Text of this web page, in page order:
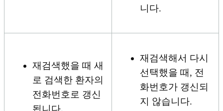
니다.
재검색했을 때 새
로 검색한 환자의
전화번호로 갱신
됩니다.
재검색해서 다시
선택했을 때, 전
화번호가 갱신되
지 않습니다.